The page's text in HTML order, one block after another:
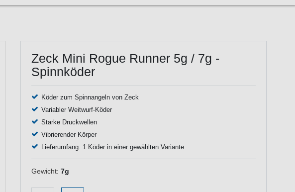
Zeck Mini Rogue Runner 5g / 7g -
Spinnköder
Köder zum Spinnangeln von Zeck
Variabler Weitwurf-Köder
Starke Druckwellen
Vibrierender Körper
Lieferumfang: 1 Köder in einer gewählten Variante
Gewicht: 7g